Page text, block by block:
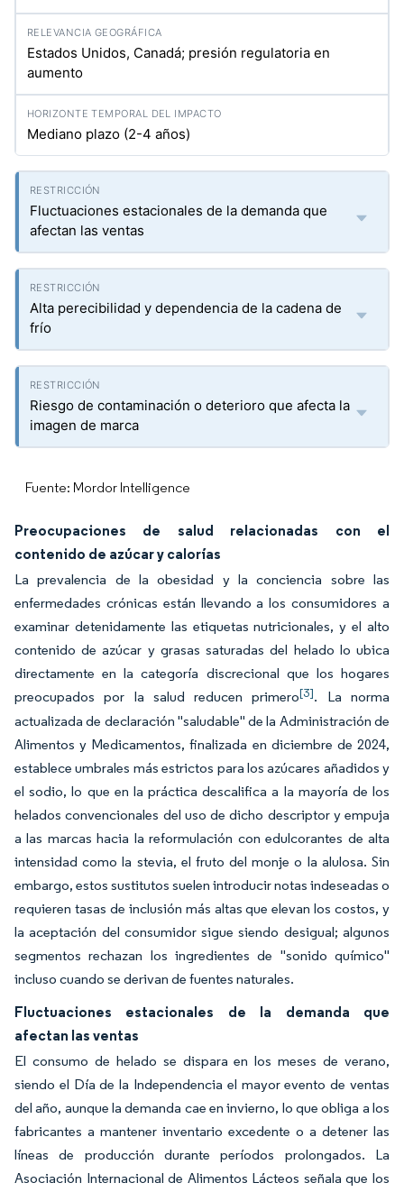
Estados Unidos, Canadá; presión regulatoria en
aumento
Mediano plazo (2-4 años)
Fluctuaciones estacionales de la demanda que
afectan las ventas
Alta perecibilidad y dependencia de la cadena de
frío
Riesgo de contaminación o deterioro que afecta la
imagen de marca
Fuente: Mordor Intelligence
Preocupaciones de salud relacionadas con el
contenido de azúcar y calorías
La prevalencia de la obesidad y la conciencia sobre las
enfermedades crónicas están llevando a los consumidores a
examinar detenidamente las etiquetas nutricionales, y el alto
contenido de azúcar y grasas saturadas del helado lo ubica
directamente en la categoría discrecional que los hogares
preocupados por la salud reducen primero[3]. La norma
actualizada de declaración "saludable" de la Administración de
Alimentos y Medicamentos, finalizada en diciembre de 2024,
establece umbrales más estrictos para los azúcares añadidos y
el sodio, lo que en la práctica descalifica a la mayoría de los
helados convencionales del uso de dicho descriptor y empuja
a las marcas hacia la reformulación con edulcorantes de alta
intensidad como la stevia, el fruto del monje o la alulosa. Sin
embargo, estos sustitutos suelen introducir notas indeseadas o
requieren tasas de inclusión más altas que elevan los costos, y
la aceptación del consumidor sigue siendo desigual; algunos
segmentos rechazan los ingredientes de "sonido químico"
incluso cuando se derivan de fuentes naturales.
Fluctuaciones estacionales de la demanda que
afectan las ventas
El consumo de helado se dispara en los meses de verano,
siendo el Día de la Independencia el mayor evento de ventas
del año, aunque la demanda cae en invierno, lo que obliga a los
fabricantes a mantener inventario excedente o a detener las
líneas de producción durante períodos prolongados. La
Asociación Internacional de Alimentos Lácteos señala que los